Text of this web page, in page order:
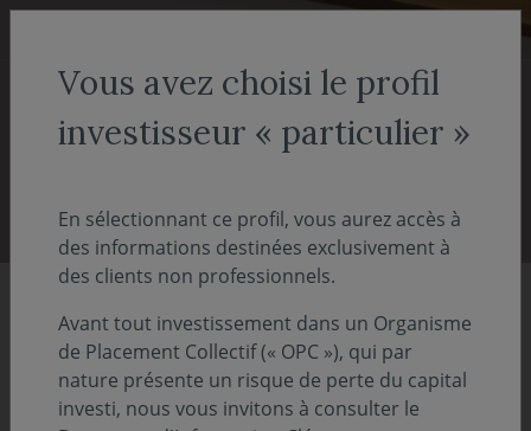
Aller au menu
Aller au contenu
COVEA FINANCE Nous connaître
Nous connaître
Edito
Société de gestion de portefeuille du groupe
Covéa, elle propose une large gamme de
Vous avez choisi le profil
investisseur « particulier »
En sélectionnant ce profil, vous aurez accès à
des informations destinées exclusivement à
des clients non professionnels.
Avant tout investissement dans un Organisme
de Placement Collectif (« OPC »), qui par
nature présente un risque de perte du capital
investi, nous vous invitons à consulter le